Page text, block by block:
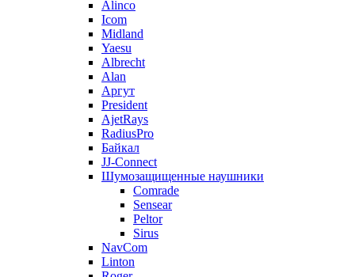
Alinco
Icom
Midland
Yaesu
Albrecht
Alan
Аргут
President
AjetRays
RadiusPro
Байкал
JJ-Connect
Шумозащищенные наушники
Comrade
Sensear
Peltor
Sirus
NavCom
Linton